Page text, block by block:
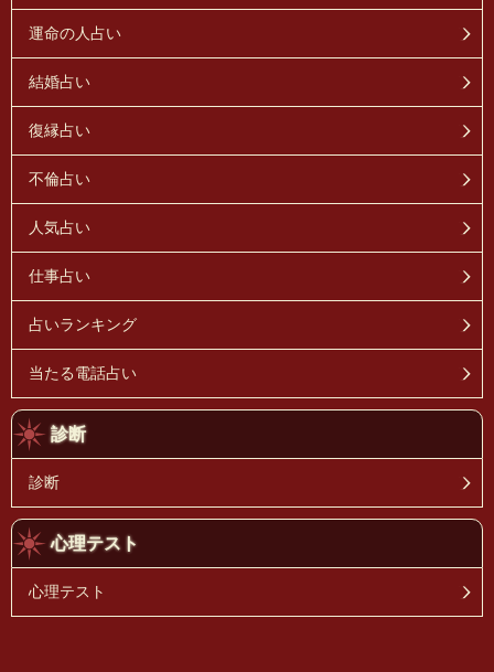
運命の人占い
結婚占い
復縁占い
不倫占い
人気占い
仕事占い
占いランキング
当たる電話占い
診断
診断
心理テスト
心理テスト